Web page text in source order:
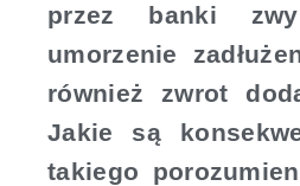
przez banki
umorzenie
również zwrot
Jakie są
takiego